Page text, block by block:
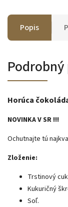
Popis
Horúca
NOVINKA V SR !!!
Ochutnajte tú
Zloženie:
Trstinový
Kukuričný
Soľ.